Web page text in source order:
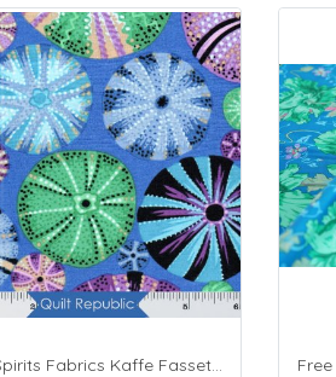
Free Spirits Fabrics Kaffe Fassette Collective Urchin Blue